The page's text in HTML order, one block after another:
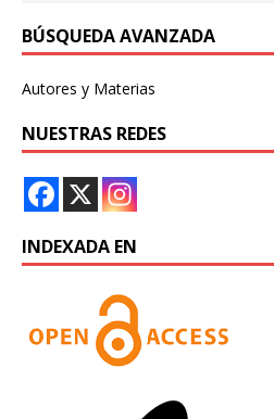
BÚSQUEDA AVANZADA
Autores y Materias
NUESTRAS REDES
INDEXADA EN